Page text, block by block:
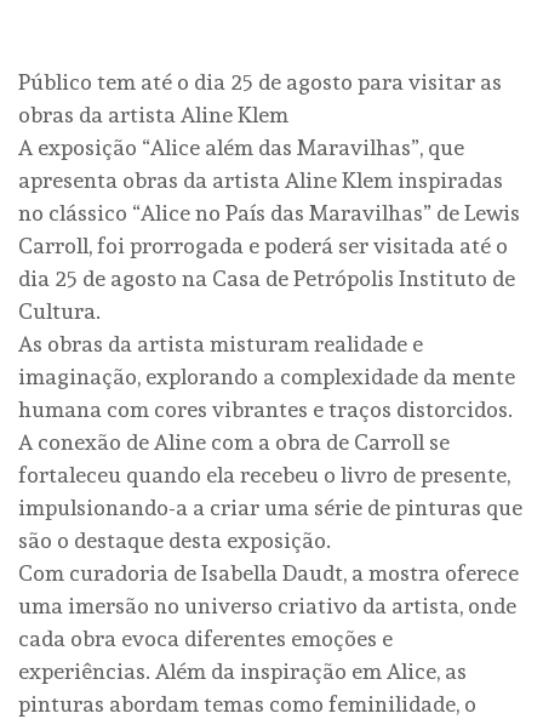
Público tem até o dia 25 de agosto para visitar as
obras da artista Aline Klem
A exposição “Alice além das Maravilhas”, que
apresenta obras da artista Aline Klem inspiradas
no clássico “Alice no País das Maravilhas” de Lewis
Carroll, foi prorrogada e poderá ser visitada até o
dia 25 de agosto na Casa de Petrópolis Instituto de
Cultura.
As obras da artista misturam realidade e
imaginação, explorando a complexidade da mente
humana com cores vibrantes e traços distorcidos.
A conexão de Aline com a obra de Carroll se
fortaleceu quando ela recebeu o livro de presente,
impulsionando-a a criar uma série de pinturas que
são o destaque desta exposição.
Com curadoria de Isabella Daudt, a mostra oferece
uma imersão no universo criativo da artista, onde
cada obra evoca diferentes emoções e
experiências. Além da inspiração em Alice, as
pinturas abordam temas como feminilidade, o